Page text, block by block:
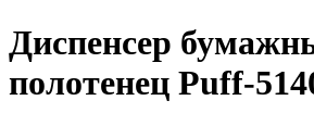
Диспенсер
полотенец Puff-